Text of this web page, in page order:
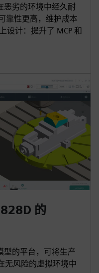
恶劣的环境中经久耐
靠性更高，维护成本
设计：提升了 MCP 和
的
型的平台，可将生产
无风险的虚拟环境中